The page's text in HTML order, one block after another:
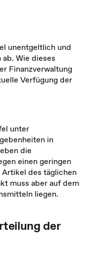
unentgeltlich und
Wie dieses
Finanzverwaltung
Verfügung der
unter
in
die
einen geringen
Artikel des täglichen
muss aber auf dem
liegen.
der